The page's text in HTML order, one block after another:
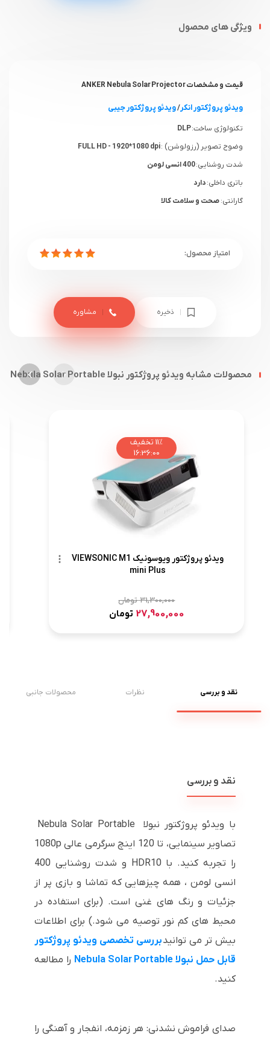
ویژگی های محصول
قیمت و مشخصات ANKER Nebula Solar Projector
ویدئو پروژکتور انکر/ویدئو پروژکتور جیبی
تکنولوژی ساخت:DLP
وضوح تصویر (رزولوشن) :
شدت روشنایی:400 انسی لومن
باتری داخلی:دارد
گارانتی:صحت و سلامت کالا
ذخیره مشاوره
محصولات مشابه ویدئو پروژکتور نبولا Nebula Solar Portable
تخفیف 11%
16:35:59
ویدئو پروژکتور ویوسونیک VIEWSONIC M1
mini Plus
31,300,000تومان
27,900,000 تومان
نقد و بررسی نظرات محصولات جانبی
نقد و بررسی
تصاویر سینمایی، تا 120 اینچ سرگرمی عالی 1080p
را تجربه کنید. با HDR10 و شدت روشنایی 400
انسی لومن ، همه چیزهایی که تماشا و بازی پر از
جزئیات و رنگ های غنی است. (برای استفاده در
محیط های کم نور توصیه می شود.) برای اطلاعات
بیش تر می توانیدبررسی تخصصی ویدئو پروژکتور
قابل حمل نبولا Nebula Solar Portable
را مطالعه
کنید.
صدای فراموش نشدنی: هر زمزمه، انفجار و آهنگی را